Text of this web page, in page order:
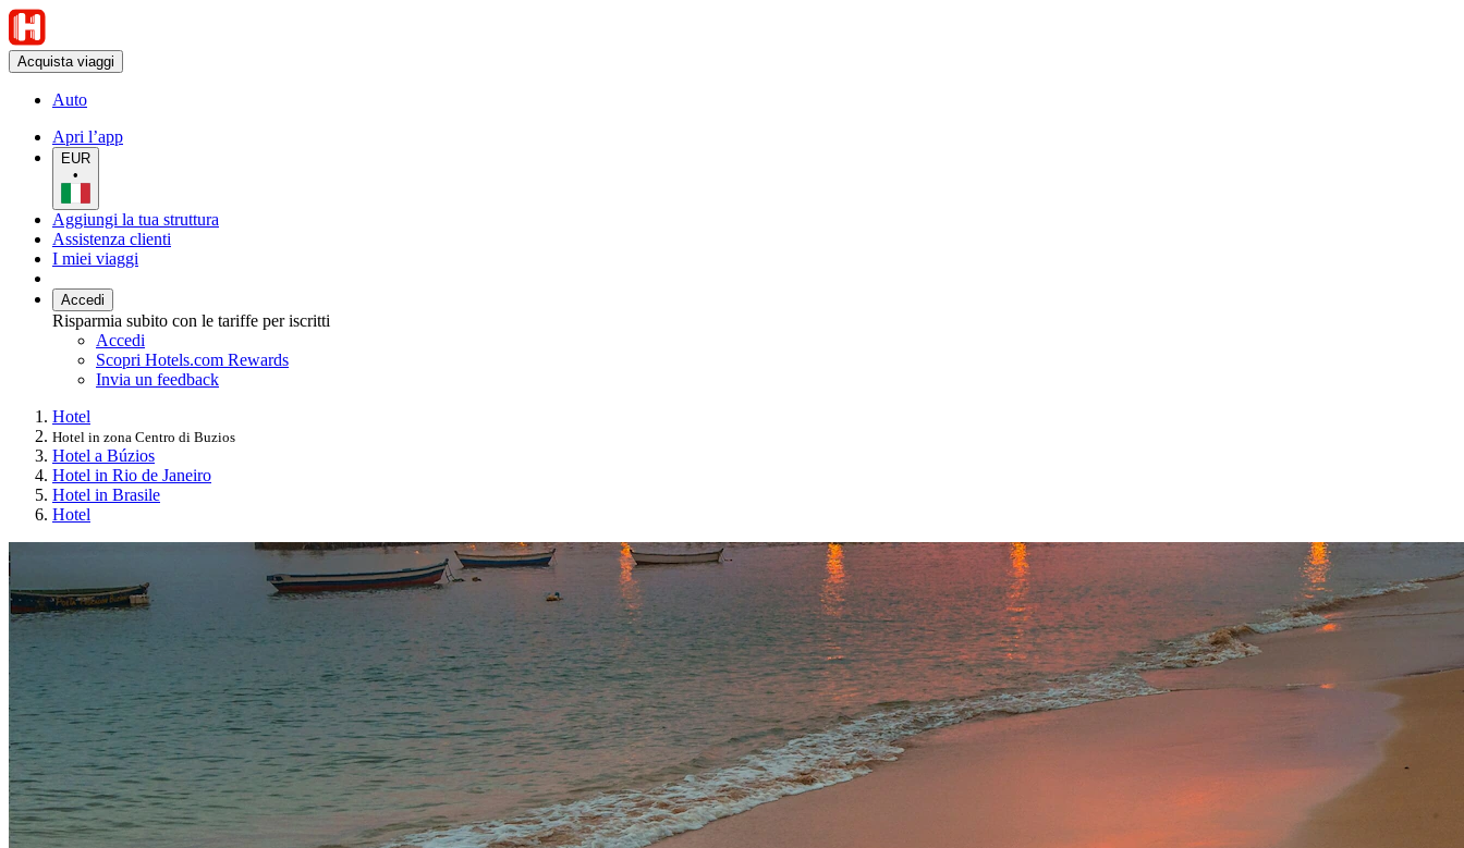
Acquista viaggi
Auto
Apri l’app
EUR
•
Aggiungi la tua struttura
Assistenza clienti
I miei viaggi
Accedi
Risparmia subito con le tariffe per iscritti
Accedi
Scopri Hotels.com Rewards
Invia un feedback
Hotel
Hotel in zona Centro di Buzios
Hotel a Búzios
Hotel in Rio de Janeiro
Hotel in Brasile
Hotel